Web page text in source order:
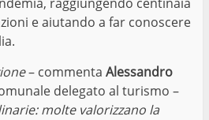
raggiungendo centinaia
e aiutando a far conoscere
– commenta Alessandro
delegato al turismo –
molte valorizzano la